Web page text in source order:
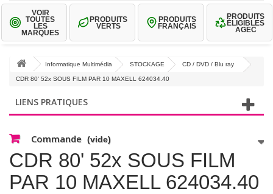
VOIR
TOUTES
LES
MARQUES
PRODUITS
VERTS
PRODUITS
FRANÇAIS
PRODUITS
ÉLIGIBLES
AGEC
Informatique Multimédia STOCKAGE CD / DVD / Blu ray
CDR 80' 52x SOUS FILM PAR 10 MAXELL 624034.40
LIENS PRATIQUES
Commande (vide)
CDR 80' 52x SOUS FILM
PAR 10 MAXELL 624034.40